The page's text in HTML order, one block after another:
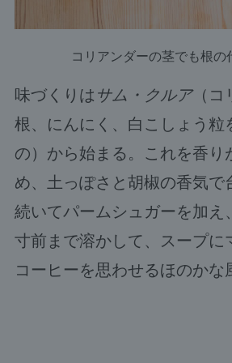
コリアンダーの茎でも根の
味づくりは サム・クルア（コ
根、にんにく、白こしょう粒
の）から始まる。これを香り
め、土っぽさと胡椒の香気で
続いてパームシュガーを加え
寸前まで溶かして、スープに
コーヒーを思わせるほのかな